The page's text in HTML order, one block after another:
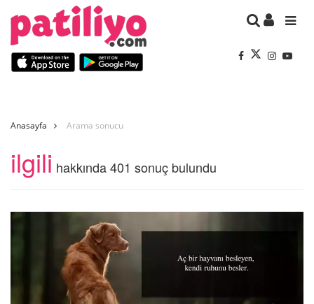
Anasayfa Arama sonucu
ilgili hakkında 401 sonuç bulundu